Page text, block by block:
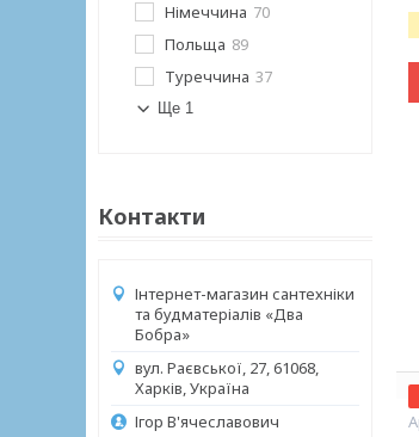
Німеччина 70
Польща 89
Туреччина 37
Ще 1
Контакти
Інтернет-магазин сантехніки
та будматеріалів «Два
Бобра»
вул. Раєвської, 27, 61068,
Харків, Україна
Ігор В'ячеславович